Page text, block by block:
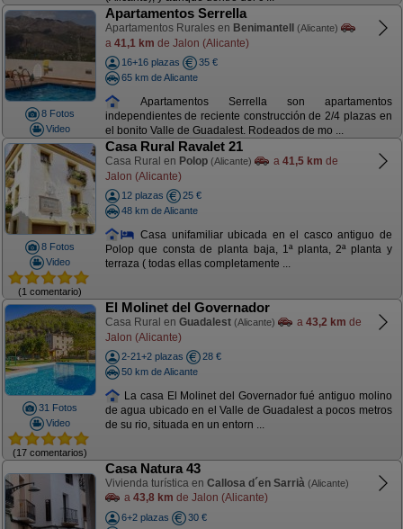
8 Fotos
Video
Apartamentos Serrella
Apartamentos Rurales en Benimantell (Alicante)
a 41,1 km de Jalon (Alicante)
16+16 plazas
35 €
65 km de Alicante
Apartamentos Serrella son apartamentos
independientes de reciente construcción de 2/4 plazas en
el bonito Valle de Guadalest. Rodeados de mo ...
8 Fotos
Video
(1 comentario)
Casa Rural Ravalet 21
Casa Rural en Polop (Alicante) a 41,5 km de
Jalon (Alicante)
12 plazas
25 €
48 km de Alicante
Casa unifamiliar ubicada en el casco antiguo de
Polop que consta de planta baja, 1ª planta, 2ª planta y
terraza ( todas ellas completamente ...
31 Fotos
Video
(17 comentarios)
El Molinet del Governador
Casa Rural en Guadalest (Alicante) a 43,2 km de
Jalon (Alicante)
2-21+2 plazas
28 €
50 km de Alicante
La casa El Molinet del Governador fué antiguo molino
de agua ubicado en el Valle de Guadalest a pocos metros
de su rio, situada en un entorn ...
Casa Natura 43
Vivienda turística en Callosa d´en Sarrià (Alicante)
a 43,8 km de Jalon (Alicante)
6+2 plazas
30 €